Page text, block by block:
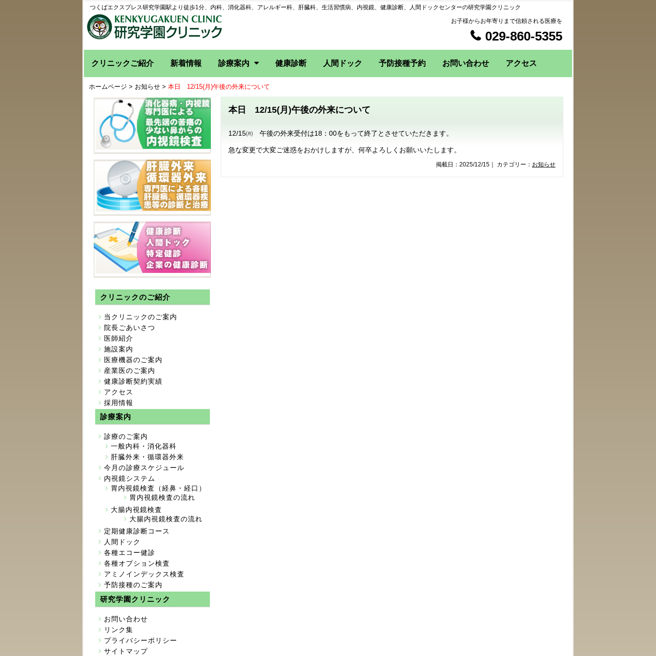
つくばエクスプレス研究学園駅より徒歩1分、内科、消化器科、アレルギー科、肝臓科、生活習慣病、内視鏡、健康診断、人間ドックセンターの研究学園クリニック
お子様からお年寄りまで信頼される医療を
029-860-5355
クリニックご紹介 新着情報 診療案内
一般内科・消化器科
肝臓・循環器外来
内視鏡システム
健康診断 人間ドック 予防接種予約 お問い合わせ アクセス
ホームページ > お知らせ > 本日 12/15(月)午後の外来について
本日 12/15(月)午後の外来について
12/15㈪ 午後の外来受付は18：00をもって終了とさせていただきます。
急な変更で大変ご迷惑をおかけしますが、何卒よろしくお願いいたします。
掲載日：2025/12/15｜ カテゴリー： お知らせ
クリニックのご紹介
当クリニックのご案内
院長ごあいさつ
医師紹介
施設案内
医療機器のご案内
産業医のご案内
健康診断契約実績
アクセス
採用情報
診療案内
診療のご案内
一般内科・消化器科
肝臓外来・循環器外来
今月の診療スケジュール
内視鏡システム
胃内視鏡検査（経鼻・経口）
胃内視鏡検査の流れ
大腸内視鏡検査
大腸内視鏡検査の流れ
定期健康診断コース
人間ドック
各種エコー健診
各種オプション検査
アミノインデックス検査
予防接種のご案内
研究学園クリニック
お問い合わせ
リンク集
プライバシーポリシー
サイトマップ